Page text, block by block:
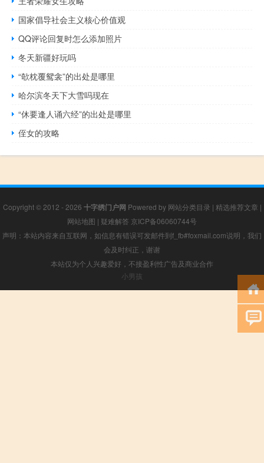
国家倡导社会主义核心价值观
QQ评论回复时怎么添加照片
冬天新疆好玩吗
“欹枕覆鸳衾”的出处是哪里
哈尔滨冬天下大雪吗现在
“休要逢人诵六经”的出处是哪里
侄女的攻略
Copyright © 2012 - 2026 十字绣门户网 Powered by 网站分类目录 | 精选推荐文章 |
网站地图 | 疑难解答 京ICP备06060744号
声明：本站内容来自互联网，如信息有错误可发邮件到f_fb#foxmail.com说明，我们
会及时纠正，谢谢
本站仅为个人兴趣爱好，不接盈利性广告及商业合作
小男孩